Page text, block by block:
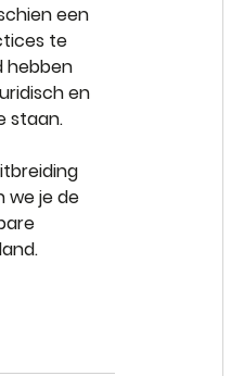
een
te
hebben
en
staan.
we je de